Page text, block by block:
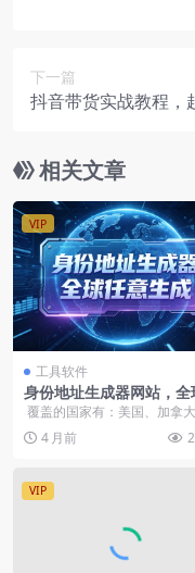
下一篇
抖音带货实战教程，
相关文章
VIP
工具软件
身份地址生成器网站，全
意生成-在线工具
覆盖的国家有：美国、加拿
大利亚、日本、台湾、韩国、
港、英国、...
4 月前
VIP